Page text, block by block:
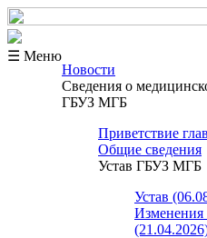
☰ Меню
Новости
Сведения о
ГБУЗ МГБ
Приветствие
Общие сведения
Устав ГБУЗ МГБ
Устав
Изменения